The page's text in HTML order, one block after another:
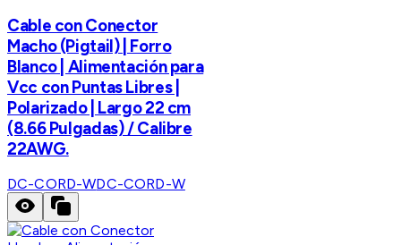
Cable con Conector
Macho (Pigtail) | Forro
Blanco | Alimentación para
Vcc con Puntas Libres |
Polarizado | Largo 22 cm
(8.66 Pulgadas) / Calibre
22AWG.
DC-CORD-WDC-CORD-W